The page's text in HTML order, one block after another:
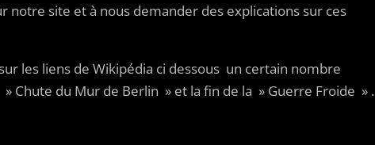
notre site et à nous demander des explications sur ces
les liens de Wikipédia ci dessous un certain nombre
Chute du Mur de Berlin » et la fin de la » Guerre Froide » .